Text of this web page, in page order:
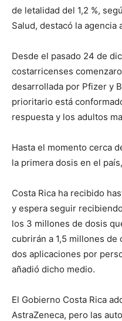
de letalidad del 1,2 %,
Salud, destacó la agencia
Desde el pasado 24 de
costarricenses
desarrollada por Pfizer y
prioritario está
respuesta y los adultos
Hasta el momento cerca
la primera dosis en el
Costa Rica ha recibido
y espera seguir
los 3 millones de dosis
cubrirán a 1,5 millones de
dos aplicaciones por
añadió dicho medio.
El Gobierno Costa Rica
AstraZeneca, pero las